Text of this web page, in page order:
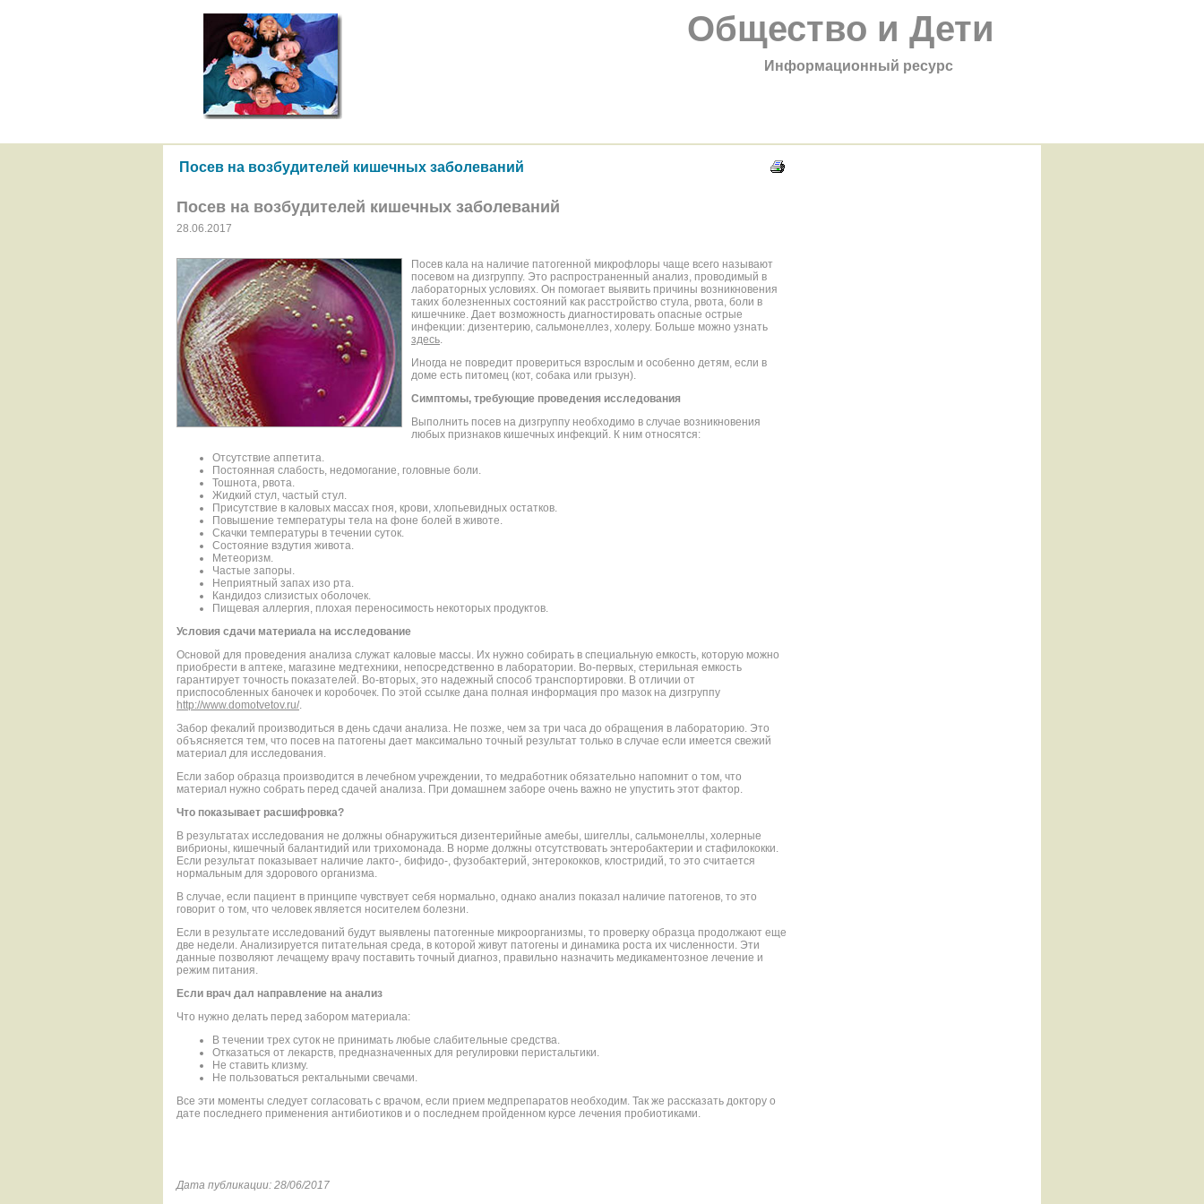
Общество и Дети
Информационный ресурс
Посев на возбудителей кишечных заболеваний
Посев на возбудителей кишечных заболеваний
28.06.2017
Посев кала на наличие патогенной микрофлоры чаще всего называют
посевом на дизгруппу. Это распространенный анализ, проводимый в
лабораторных условиях. Он помогает выявить причины возникновения
таких болезненных состояний как расстройство стула, рвота, боли в
кишечнике. Дает возможность диагностировать опасные острые
инфекции: дизентерию, сальмонеллез, холеру. Больше можно узнать
здесь.
Иногда не повредит провериться взрослым и особенно детям, если в
доме есть питомец (кот, собака или грызун).
Симптомы, требующие проведения исследования
Выполнить посев на дизгруппу необходимо в случае возникновения
любых признаков кишечных инфекций. К ним относятся:
Отсутствие аппетита.
Постоянная слабость, недомогание, головные боли.
Тошнота, рвота.
Жидкий стул, частый стул.
Присутствие в каловых массах гноя, крови, хлопьевидных остатков.
Повышение температуры тела на фоне болей в животе.
Скачки температуры в течении суток.
Состояние вздутия живота.
Метеоризм.
Частые запоры.
Неприятный запах изо рта.
Кандидоз слизистых оболочек.
Пищевая аллергия, плохая переносимость некоторых продуктов.
Условия сдачи материала на исследование
Основой для проведения анализа служат каловые массы. Их нужно собирать в специальную емкость, которую можно
приобрести в аптеке, магазине медтехники, непосредственно в лаборатории. Во-первых, стерильная емкость
гарантирует точность показателей. Во-вторых, это надежный способ транспортировки. В отличии от
приспособленных баночек и коробочек. По этой ссылке дана полная информация про мазок на дизгруппу
http://www.domotvetov.ru/.
Забор фекалий производиться в день сдачи анализа. Не позже, чем за три часа до обращения в лабораторию. Это
объясняется тем, что посев на патогены дает максимально точный результат только в случае если имеется свежий
материал для исследования.
Если забор образца производится в лечебном учреждении, то медработник обязательно напомнит о том, что
материал нужно собрать перед сдачей анализа. При домашнем заборе очень важно не упустить этот фактор.
Что показывает расшифровка?
В результатах исследования не должны обнаружиться дизентерийные амебы, шигеллы, сальмонеллы, холерные
вибрионы, кишечный балантидий или трихомонада. В норме должны отсутствовать энтеробактерии и стафилококки.
Если результат показывает наличие лакто-, бифидо-, фузобактерий, энтерококков, клостридий, то это считается
нормальным для здорового организма.
В случае, если пациент в принципе чувствует себя нормально, однако анализ показал наличие патогенов, то это
говорит о том, что человек является носителем болезни.
Если в результате исследований будут выявлены патогенные микроорганизмы, то проверку образца продолжают еще
две недели. Анализируется питательная среда, в которой живут патогены и динамика роста их численности. Эти
данные позволяют лечащему врачу поставить точный диагноз, правильно назначить медикаментозное лечение и
режим питания.
Если врач дал направление на анализ
Что нужно делать перед забором материала:
В течении трех суток не принимать любые слабительные средства.
Отказаться от лекарств, предназначенных для регулировки перистальтики.
Не ставить клизму.
Не пользоваться ректальными свечами.
Все эти моменты следует согласовать с врачом, если прием медпрепаратов необходим. Так же рассказать доктору о
дате последнего применения антибиотиков и о последнем пройденном курсе лечения пробиотиками.
Дата публикации: 28/06/2017